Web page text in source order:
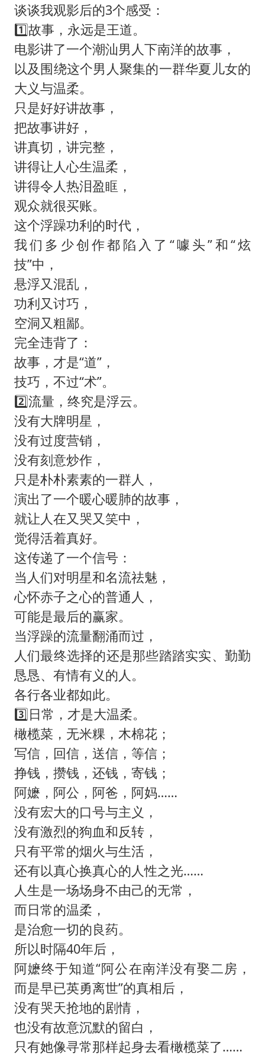
谈谈我观影后的3个感受：
1️⃣故事，永远是王道。
电影讲了一个潮汕男人下南洋的故事，
以及围绕这个男人聚集的一群华夏儿女的
大义与温柔。
只是好好讲故事，
把故事讲好，
讲真切，讲完整，
讲得让人心生温柔，
讲得令人热泪盈眶，
观众就很买账。
这个浮躁功利的时代，
我们多少创作都陷入了“噱头”和“炫
技”中，
悬浮又混乱，
功利又讨巧，
空洞又粗鄙。
完全违背了：
故事，才是“道”，
技巧，不过“术”。
2️⃣流量，终究是浮云。
没有大牌明星，
没有过度营销，
没有刻意炒作，
只是朴朴素素的一群人，
演出了一个暖心暖肺的故事，
就让人在又哭又笑中，
觉得活着真好。
这传递了一个信号：
当人们对明星和名流祛魅，
心怀赤子之心的普通人，
可能是最后的赢家。
当浮躁的流量翻涌而过，
人们最终选择的还是那些踏踏实实、勤勤
恳恳、有情有义的人。
各行各业都如此。
3️⃣日常，才是大温柔。
橄榄菜，无米粿，木棉花；
写信，回信，送信，等信；
挣钱，攒钱，还钱，寄钱；
阿嬷，阿公，阿爸，阿妈……
没有宏大的口号与主义，
没有激烈的狗血和反转，
只有平常的烟火与生活，
还有以真心换真心的人性之光……
人生是一场场身不由己的无常，
而日常的温柔，
是治愈一切的良药。
所以时隔40年后，
阿嬷终于知道“阿公在南洋没有娶二房，
而是早已英勇离世”的真相后，
没有哭天抢地的剧情，
也没有故意沉默的留白，
只有她像寻常那样起身去看橄榄菜了……